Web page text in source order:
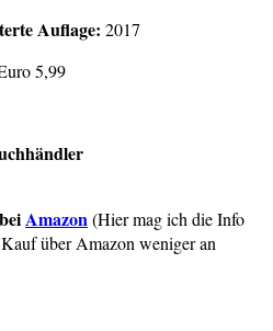
Auflage: 2017
5,99
Amazon(Hier mag ich die Info
über Amazon weniger an